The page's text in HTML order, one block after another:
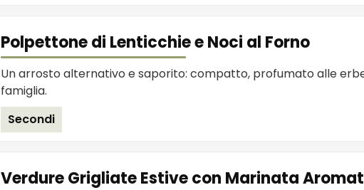
Polpettone di Lenticchie e Noci al Forno
Un arrosto alternativo e saporito: compatto, profumato alle
famiglia.
Secondi
Verdure Grigliate Estive con Marinata